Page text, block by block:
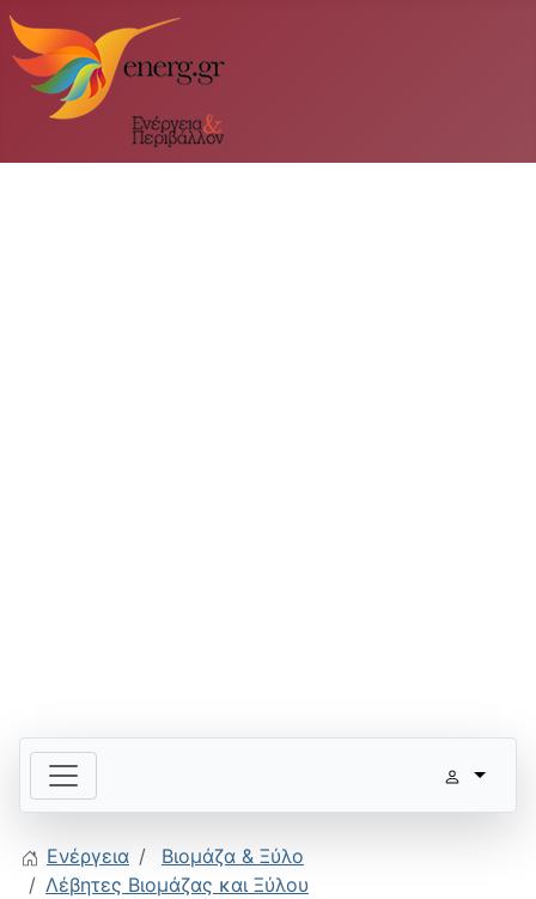
Ενέργεια
Βιομάζα & Ξύλο
Λέβητες Βιομάζας και Ξύλου